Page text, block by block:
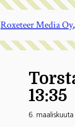
13:35
6.
Roxeteer Media Oy,